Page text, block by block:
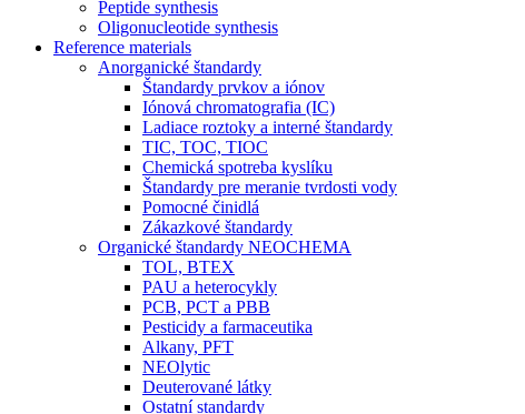
Peptide synthesis
Oligonucleotide synthesis
Reference materials
Anorganické štandardy
Štandardy prvkov a iónov
Iónová chromatografia (IC)
Ladiace roztoky a interné štandardy
TIC, TOC, TIOC
Chemická spotreba kyslíku
Štandardy pre meranie tvrdosti vody
Pomocné činidlá
Zákazkové štandardy
Organické štandardy NEOCHEMA
TOL, BTEX
PAU a heterocykly
PCB, PCT a PBB
Pesticidy a farmaceutika
Alkany, PFT
NEOlytic
Deuterované látky
Ostatní standardy